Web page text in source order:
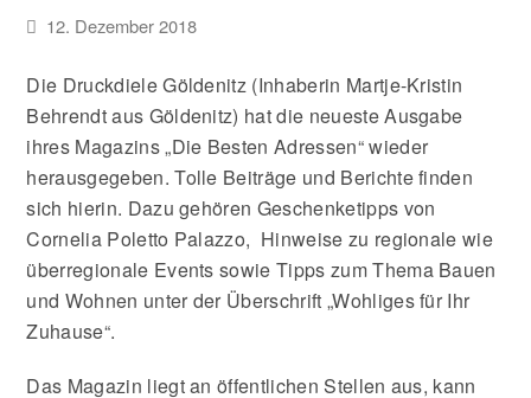
12. Dezember 2018
Die Druckdiele Göldenitz (Inhaberin Martje-Kristin
Behrendt aus Göldenitz) hat die neueste Ausgabe
ihres Magazins „Die Besten Adressen“ wieder
herausgegeben. Tolle Beiträge und Berichte finden
sich hierin. Dazu gehören Geschenketipps von
Cornelia Poletto Palazzo, Hinweise zu regionale wie
überregionale Events sowie Tipps zum Thema Bauen
und Wohnen unter der Überschrift „Wohliges für Ihr
Zuhause“.
Das Magazin liegt an öffentlichen Stellen aus, kann